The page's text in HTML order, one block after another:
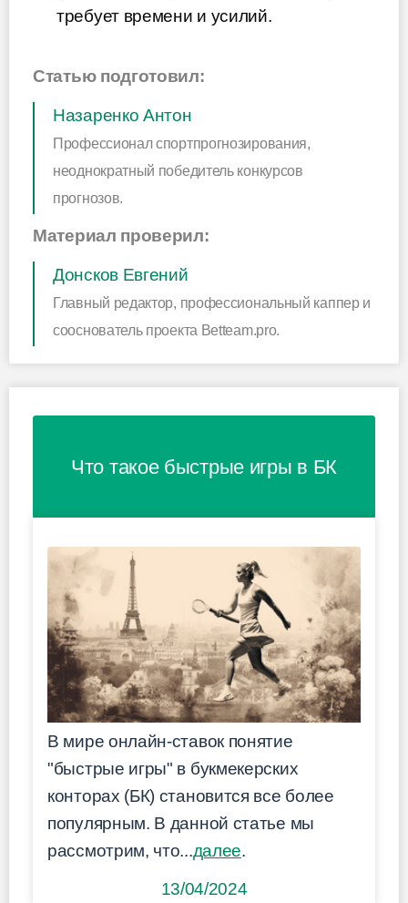
требует времени и усилий.
Статью подготовил:
Назаренко Антон
Профессионал спортпрогнозирования,
неоднократный победитель конкурсов
прогнозов.
Материал проверил:
Донсков Евгений
Главный редактор, профессиональный каппер и
сооснователь проекта Betteam.pro.
Что такое быстрые игры в БК
В мире онлайн-ставок понятие
"быстрые игры" в букмекерских
конторах (БК) становится все более
популярным. В данной статье мы
рассмотрим, что...далее.
13/04/2024